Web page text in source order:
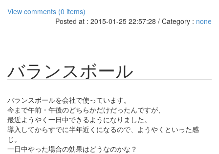
View comments (0 items)
Posted at : 2015-01-25 22:57:28 / Category : none
バランスボール
バランスボールを会社で使っています。
今まで午前・午後のどちらかだけだったんですが、
最近ようやく一日中できるようになりました。
導入してからすでに半年近くになるので、ようやくといった感
じ。
一日中やった場合の効果はどうなのかな？